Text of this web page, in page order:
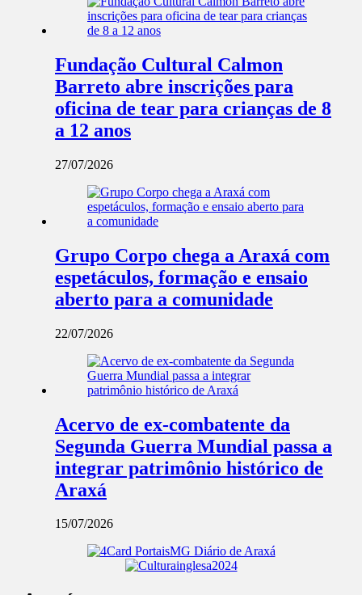
Fundação Cultural Calmon
Barreto abre inscrições para
oficina de tear para crianças de 8
a 12 anos
27/07/2026
Grupo Corpo chega a Araxá com
espetáculos, formação e ensaio
aberto para a comunidade
22/07/2026
Acervo de ex-combatente da
Segunda Guerra Mundial passa a
integrar patrimônio histórico de
Araxá
15/07/2026